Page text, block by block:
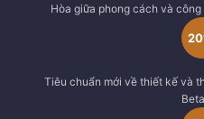
Hòa giữa phong cách và
Tiêu chuẩn mới về thiết kế và